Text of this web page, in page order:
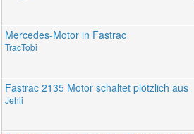
Mercedes-Motor in Fastrac
TracTobi
Fastrac 2135 Motor schaltet plötzlich aus
Jehli